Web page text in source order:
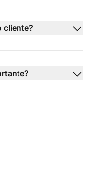
cliente?